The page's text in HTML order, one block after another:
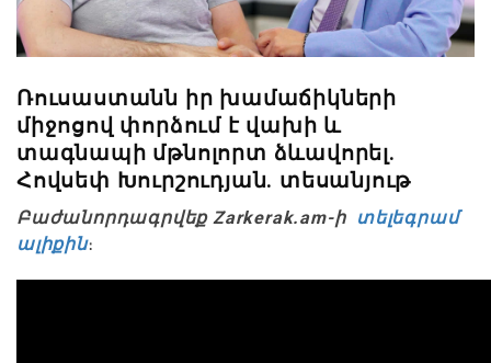
Ռուսաստանն իր խամաճիկների
միջոցով փորձում է վախի և
տագնապի մթնոլորտ ձևավորել.
Հովսեփ Խուրշուդյան. տեսանյութ
Բաժանորդագրվեք Zarkerak.am-ի տելեգրամ
ալիքին։